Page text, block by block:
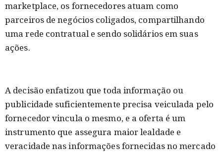
marketplace, os fornecedores atuam como
parceiros de negócios coligados, compartilhando
uma rede contratual e sendo solidários em suas
ações.
A decisão enfatizou que toda informação ou
publicidade suficientemente precisa veiculada pelo
fornecedor vincula o mesmo, e a oferta é um
instrumento que assegura maior lealdade e
veracidade nas informações fornecidas no mercado